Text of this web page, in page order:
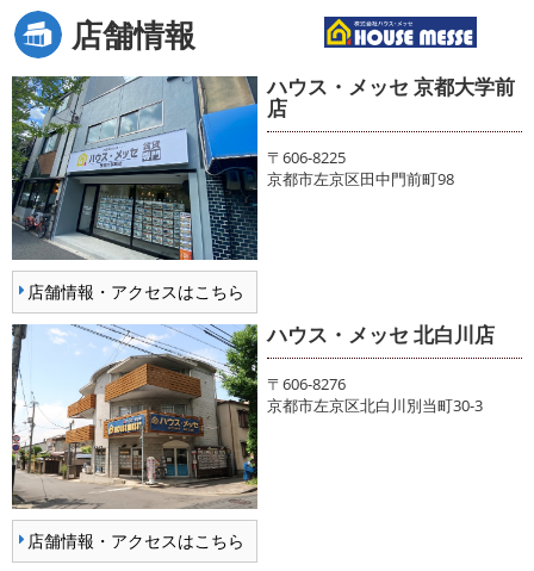
店舗情報
店舗情報・アクセスはこちら
ハウス・メッセ 京都大学前
店
〒606-8225
京都市左京区田中門前町98
店舗情報・アクセスはこちら
ハウス・メッセ 北白川店
〒606-8276
京都市左京区北白川別当町30-3